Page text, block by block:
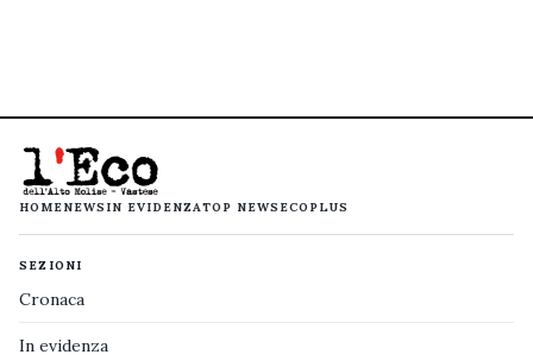
HOMENEWS IN EVIDENZATOP NEWS ECOPLUS
SEZIONI
Cronaca
In evidenza